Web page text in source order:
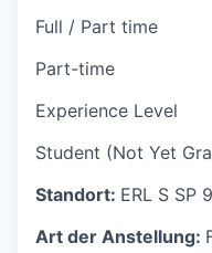
Full / Part time
Part-time
Experience Level
Student (Not Yet
Standort: ERL S SP 9
Art der Anstellung: